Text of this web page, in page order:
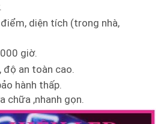
diện tích (trong nhà,
giờ.
độ an toàn cao.
hành thấp.
chữa ,nhanh gọn.